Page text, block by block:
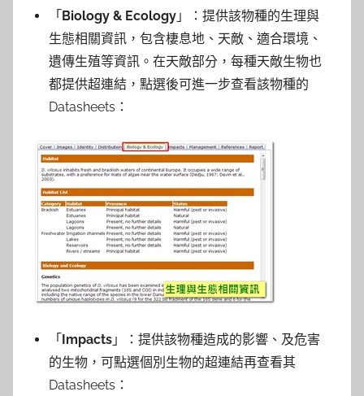
「Biology & Ecology 」：提供該物種的生理與
生態相關資訊，包含棲息地、天敵、適合環境、
遺傳生殖等資訊。在天敵部分，每種天敵生物也
都提供超連結， 點選後可進一步查看該物種的
Datasheets：
「Impacts 」：提供該物種造成的影響、及危害
的生物，可點選個別生物的超連結再查看其
Datasheets：